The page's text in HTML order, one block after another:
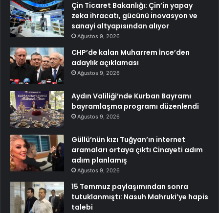
Çin Ticaret Bakanlığı: Çin’in yapay
zeka ihracatı, gücünü inovasyon ve
sanayi altyapısından alıyor
Ağustos 9, 2026
CHP’de kalan Muharrem İnce’den
adaylık açıklaması
Ağustos 9, 2026
Aydın Valiliği’nde Kurban Bayramı
bayramlaşma programı düzenlendi
Ağustos 9, 2026
Güllü’nün kızı Tuğyan’ın internet
aramaları ortaya çıktı Cinayeti adım
adım planlamış
Ağustos 9, 2026
15 Temmuz paylaşımından sonra
tutuklanmıştı: Nasuh Mahruki’ye hapis
talebi